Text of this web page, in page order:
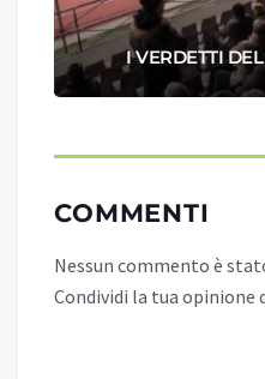
I VERDETTI
COMMENTI
Nessun commento è
Condividi la tua opinione